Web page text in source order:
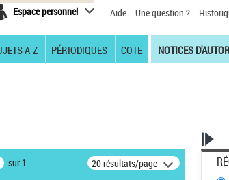
Espace personnel Aide Une question ?
A-Z PÉRIODIQUES COTE NOTICES
sur 1 20 résultats/page